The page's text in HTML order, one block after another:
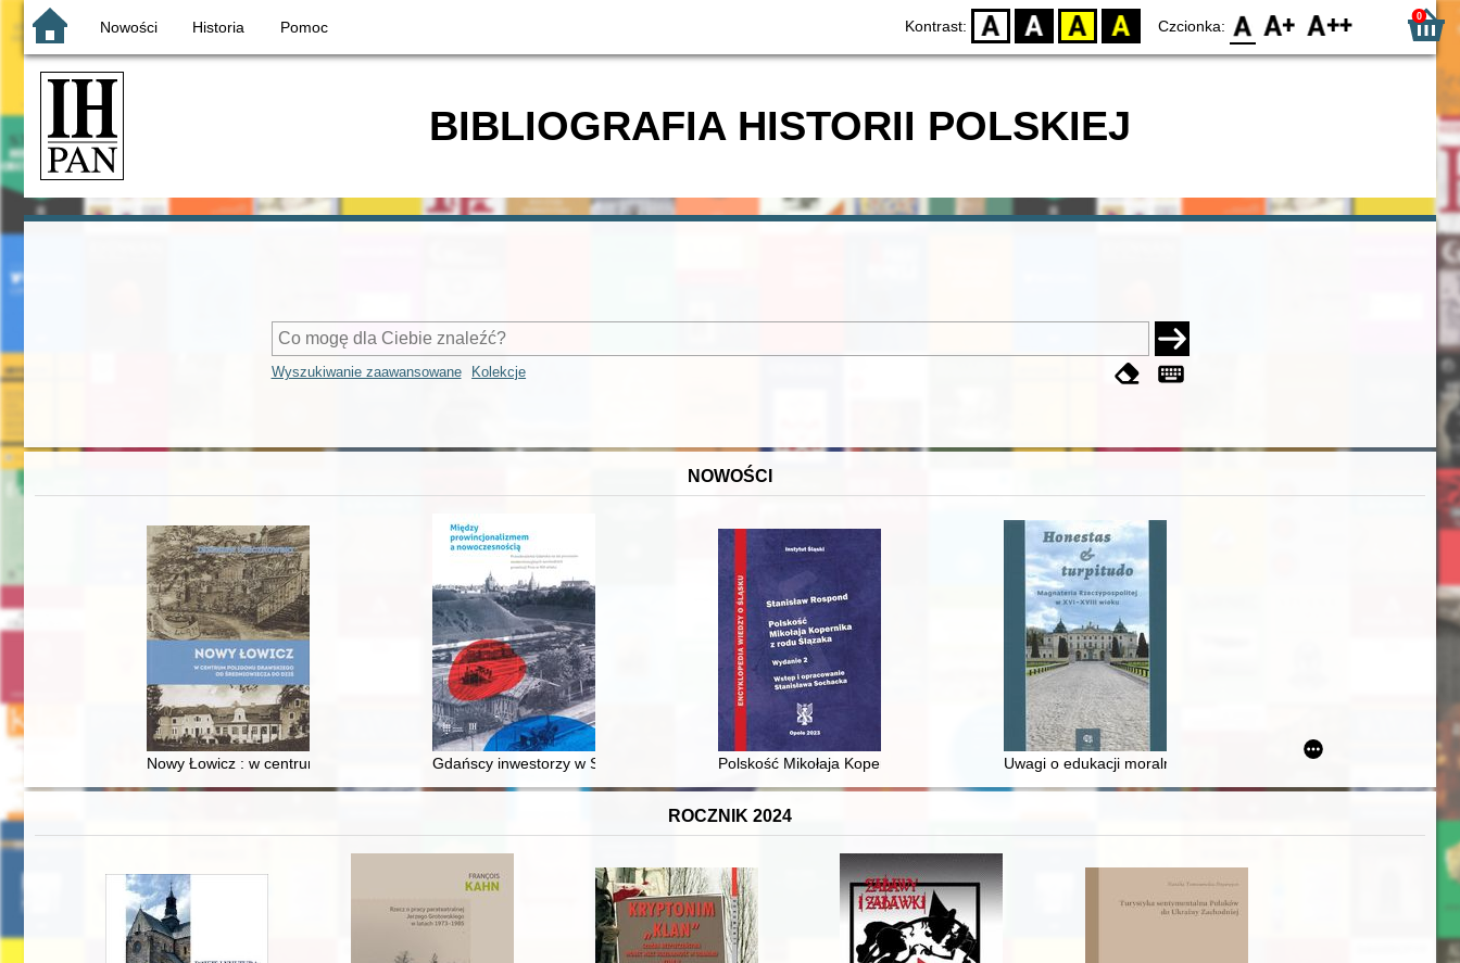
Nowości Historia Pomoc Kontrast: D BW YB BY Czcionka: F0 F1 F2 0
BIBLIOGRAFIA HISTORII POLSKIEJ
Wyszukiwanie zaawansowane Kolekcje
NOWOŚCI
Nowy Łowicz : w centrum poligonu drawskiego od średniowiecza do dziśGdańscy inwestorzy w Sopocie : prestiż finansowy i towarzyski lokalnego mieszczaństwa w 2. poł. XIX w
Polskość Mikołaja Kopernika z rodu ŚlązakaUwagi o edukacji moralnej synów szlacheckich w XVI-wiecznej
ROCZNIK 2024